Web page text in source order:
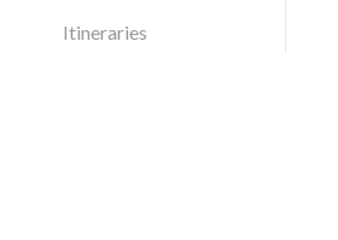
Itineraries